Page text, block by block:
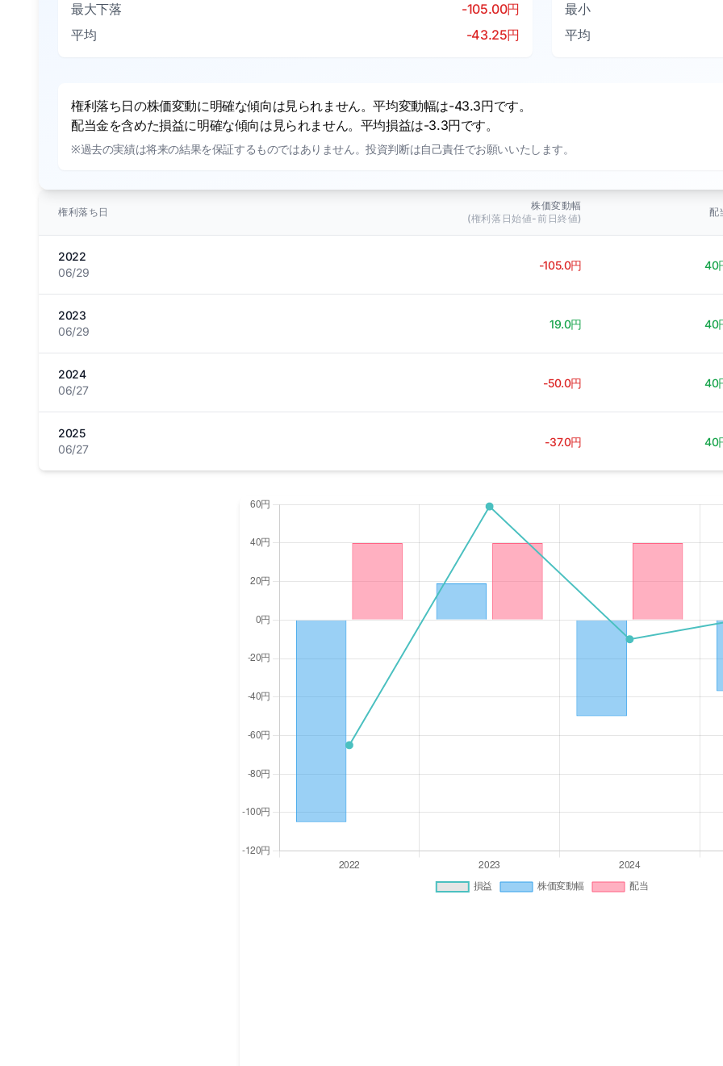
最大下落
-105.00円
平均
-43.25円
最小
平均
権利落ち日の株価変動に明確な傾向は見られません。平均変動幅は-43.3円です。
配当金を含めた損益に明確な傾向は見られません。平均損益は-3.3円です。
※過去の実績は将来の結果を保証するものではありません。投資判断は自己責任でお願いいたします。
権利落ち日
株価変動幅
(権利落日始値-前日終値)
配
2022
06/29
-105.0円 40
2023
06/29
19.0円 40
2024
06/27
-50.0円 40
2025
06/27
-37.0円 40